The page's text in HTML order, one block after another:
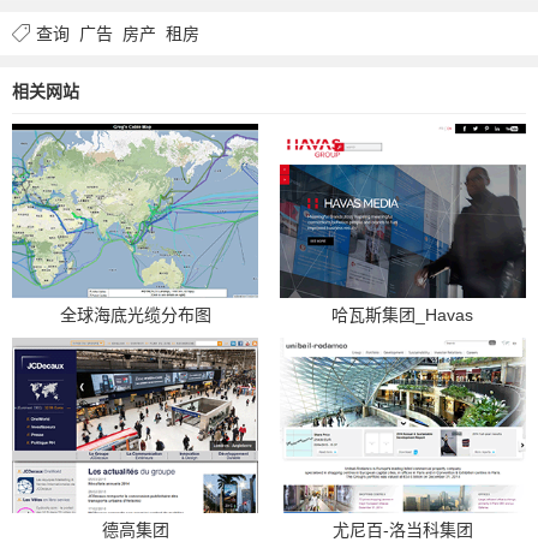
查询 广告 房产 租房
相关网站
全球海底光缆分布图 哈瓦斯集团_Havas
德高集团 尤尼百-洛当科集团